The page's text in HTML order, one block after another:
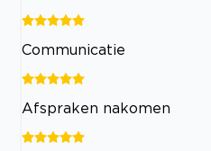
Communicatie
Afspraken nakomen